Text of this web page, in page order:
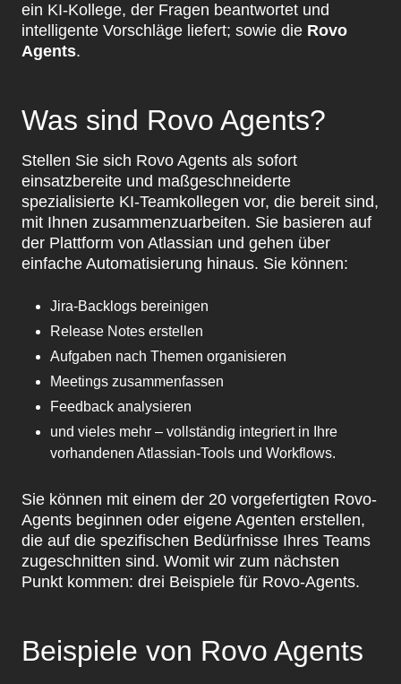
ein KI-Kollege, der Fragen beantwortet und
intelligente Vorschläge liefert; sowie die Rovo
Agents.
Was sind Rovo Agents?
Stellen Sie sich Rovo Agents als sofort
einsatzbereite und maßgeschneiderte
spezialisierte KI-Teamkollegen vor, die bereit sind,
mit Ihnen zusammenzuarbeiten. Sie basieren auf
der Plattform von Atlassian und gehen über
einfache Automatisierung hinaus. Sie können:
Jira-Backlogs bereinigen
Release Notes erstellen
Aufgaben nach Themen organisieren
Meetings zusammenfassen
Feedback analysieren
und vieles mehr – vollständig integriert in Ihre
vorhandenen Atlassian-Tools und Workflows.
Sie können mit einem der 20 vorgefertigten Rovo-
Agents beginnen oder eigene Agenten erstellen,
die auf die spezifischen Bedürfnisse Ihres Teams
zugeschnitten sind. Womit wir zum nächsten
Punkt kommen: drei Beispiele für Rovo-Agents.
Beispiele von Rovo Agents